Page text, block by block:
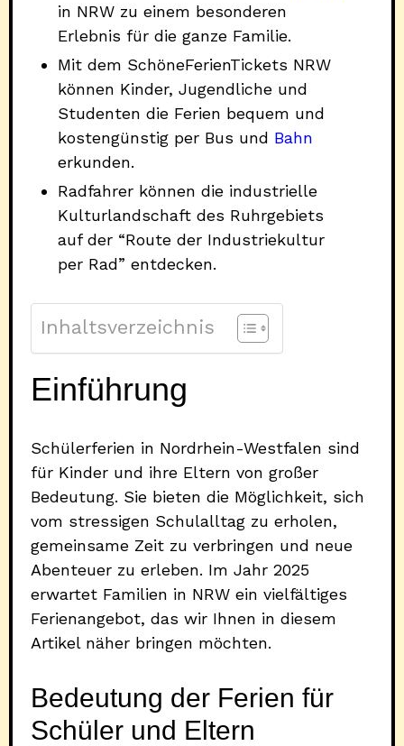
in NRW zu einem besonderen
Erlebnis für die ganze Familie.
Mit dem SchöneFerienTickets NRW
können Kinder, Jugendliche und
Studenten die Ferien bequem und
kostengünstig per Bus und Bahn
erkunden.
Radfahrer können die industrielle
Kulturlandschaft des Ruhrgebiets
auf der “Route der Industriekultur
per Rad” entdecken.
Inhaltsverzeichnis
Einführung
Schülerferien in Nordrhein-Westfalen sind
für Kinder und ihre Eltern von großer
Bedeutung. Sie bieten die Möglichkeit, sich
vom stressigen Schulalltag zu erholen,
gemeinsame Zeit zu verbringen und neue
Abenteuer zu erleben. Im Jahr 2025
erwartet Familien in NRW ein vielfältiges
Ferienangebot, das wir Ihnen in diesem
Artikel näher bringen möchten.
Bedeutung der Ferien für
Schüler und Eltern